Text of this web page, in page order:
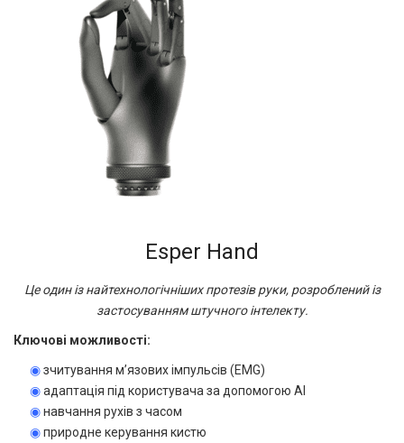
Esper Hand
Це один із найтехнологічніших протезів руки, розроблений із
застосуванням штучного інтелекту.
Ключові можливості:
◉зчитування м’язових імпульсів (EMG)
◉адаптація під користувача за допомогою AI
◉навчання рухів з часом
◉природне керування кистю